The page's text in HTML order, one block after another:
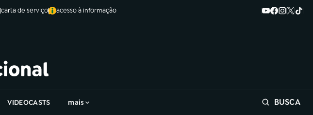
carta de serviço acesso à informação
VIDEOCASTS mais BUSCA